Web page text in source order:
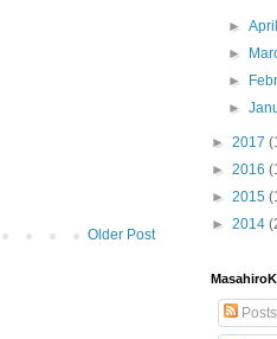
Older Post
►
►
►
►
► 2017
► 2016
► 2015
► 2014
Posts